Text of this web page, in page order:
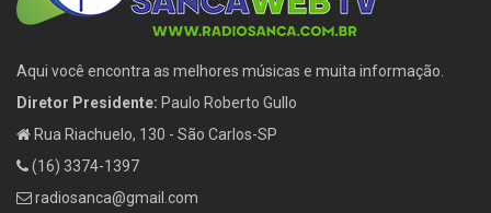
Aqui você encontra as melhores músicas e muita informação.
Diretor Presidente: Paulo Roberto Gullo
Rua Riachuelo, 130 - São Carlos-SP
(16) 3374-1397
radiosanca@gmail.com